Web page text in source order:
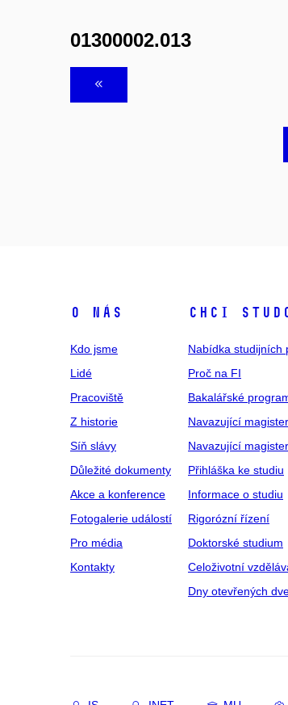
01300002.013
O NÁS
Kdo jsme
Lidé
Pracoviště
Z historie
Síň slávy
Důležité dokumenty
Akce a konference
Fotogalerie událostí
Pro média
Kontakty
CHCI
Nabídka studijních
Proč na FI
Bakalářské
Navazující
Navazující
Přihláška ke studiu
Informace o studiu
Rigorózní řízení
Doktorské studium
Celoživotní
Dny otevřených